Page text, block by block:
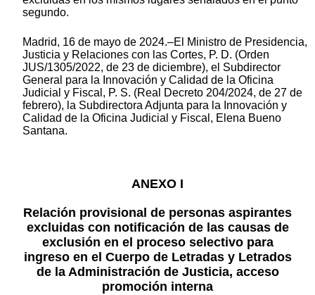
segundo.
Madrid, 16 de mayo de 2024.–El Ministro de Presidencia,
Justicia y Relaciones con las Cortes, P. D. (Orden
JUS/1305/2022, de 23 de diciembre), el Subdirector
General para la Innovación y Calidad de la Oficina
Judicial y Fiscal, P. S. (Real Decreto 204/2024, de 27 de
febrero), la Subdirectora Adjunta para la Innovación y
Calidad de la Oficina Judicial y Fiscal, Elena Bueno
Santana.
ANEXO I
Relación provisional de personas aspirantes
excluidas con notificación de las causas de
exclusión en el proceso selectivo para
ingreso en el Cuerpo de Letradas y Letrados
de la Administración de Justicia, acceso
promoción interna